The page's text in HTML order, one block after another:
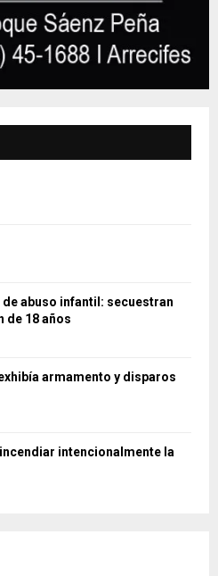
abuso infantil: secuestran
de 18 años
armamento y disparos
intencionalmente la